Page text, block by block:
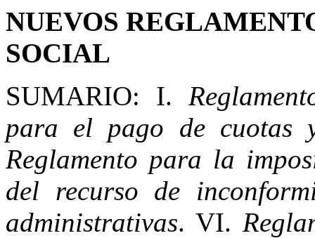
NUEVOS
SOCIAL
SUMARIO: I.
para el pago de cuotas
Reglamento para la
del recurso de
administrativas. VI.